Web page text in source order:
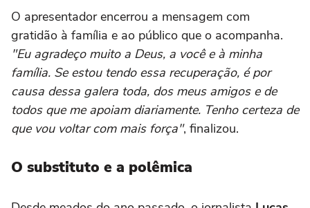
O apresentador encerrou a mensagem com
gratidão à família e ao público que o acompanha.
"Eu agradeço muito a Deus, a você e à minha
família. Se estou tendo essa recuperação, é por
causa dessa galera toda, dos meus amigos e de
todos que me apoiam diariamente. Tenho certeza de
que vou voltar com mais força", finalizou.
O substituto e a polêmica